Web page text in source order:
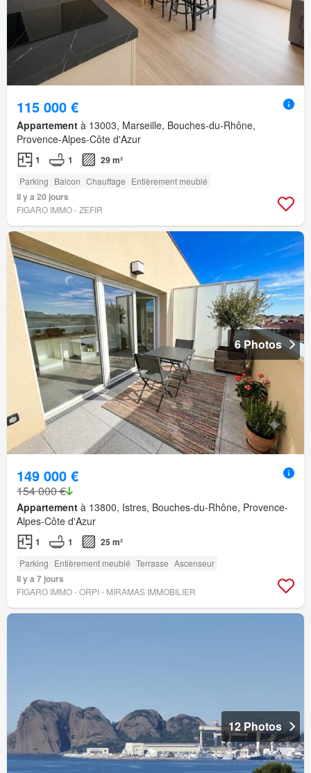
115 000 €
Appartement à 13003, Marseille, Bouches-du-Rhône,
Provence-Alpes-Côte d'Azur
1 1 29 m²
Parking Balcon Chauffage Entièrement meublé
Il y a 20 jours
FIGARO IMMO - ZEFIR
6 Photos
149 000 €
154 000 €
Appartement à 13800, Istres, Bouches-du-Rhône, Provence-
Alpes-Côte d'Azur
1 1 25 m²
Parking Entièrement meublé Terrasse Ascenseur
Il y a 7 jours
FIGARO IMMO - ORPI - MIRAMAS IMMOBILIER
12 Photos